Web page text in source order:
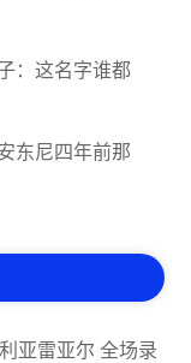
：这名字谁都
东尼四年前那
亚雷亚尔 全场录